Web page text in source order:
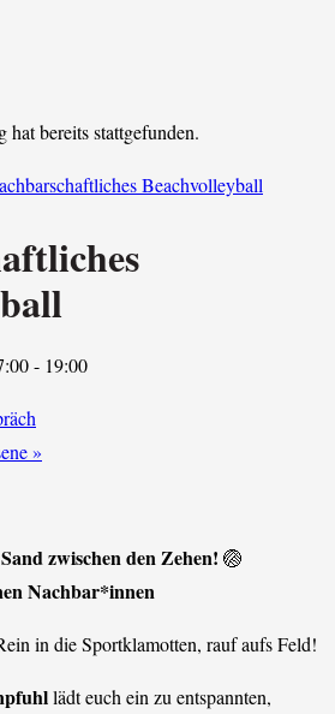
hat bereits stattgefunden.
Beachvolleyball
- 19:00
»
zwischen den Zehen! 🏐
Nachbar*innen
in die Sportklamotten, rauf aufs Feld!
lädt euch ein zu entspannten,